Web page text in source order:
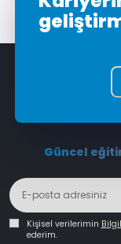
Güncel
Kişisel verilerimin
ederim.